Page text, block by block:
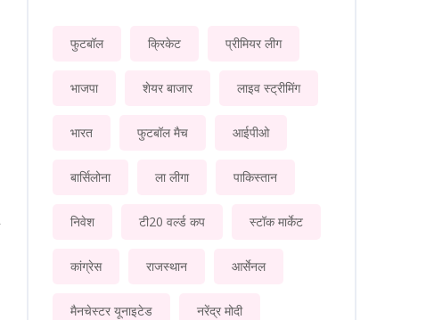
फुटबॉल क्रिकेट प्रीमियर लीग
भाजपा शेयर बाजार लाइव स्ट्रीमिंग
भारत फुटबॉल मैच आईपीओ
बार्सिलोना ला लीगा पाकिस्तान
निवेश टी20 वर्ल्ड कप स्टॉक मार्केट
कांग्रेस राजस्थान आर्सेनल
मैनचेस्टर यूनाइटेड नरेंद्र मोदी